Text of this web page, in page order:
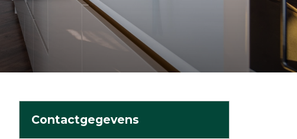
Contactgegevens